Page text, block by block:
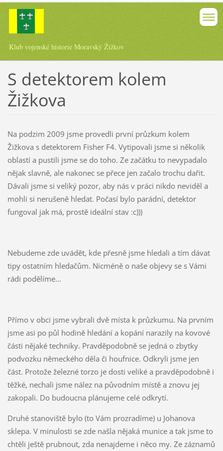
Klub vojenské historie Moravský Žižkov
S detektorem kolem
Žižkova
Na podzim 2009 jsme provedli první průzkum kolem
Žižkova s detektorem Fisher F4. Vytipovali jsme si několik
oblastí a pustili jsme se do toho. Ze začátku to nevypadalo
nějak slavně, ale nakonec se přece jen začalo trochu dařit.
Dávali jsme si veliký pozor, aby nás v práci nikdo neviděl a
mohli si nerušeně hledat. Počasí bylo parádní, detektor
fungoval jak má, prostě ideální stav :c)))
Nebudeme zde uvádět, kde přesně jsme hledali a tím dávat
tipy ostatním hledačům. Nicméně o naše objevy se s Vámi
rádi podělíme...
Přímo v obci jsme vybrali dvě místa k průzkumu. Na prvním
jsme asi po půl hodině hledání a kopání narazily na kovové
části nějaké techniky. Pravděpodobně se jedná o zbytky
podvozku německého děla či houfnice. Odkryli jsme jen
část. Protože železné torzo je dosti veliké a pravděpodobně i
těžké, nechali jsme nález na původním místě a znovu jej
zakopali. Do budoucna plánujeme celé odkrytí.
Druhé stanoviště bylo (to Vám prozradíme) u Johanova
sklepa. V minulosti se zde našla nějaká munice a tak jsme to
chtěli ještě prubnout, zda nenajdeme i něco my. Ze záznamů